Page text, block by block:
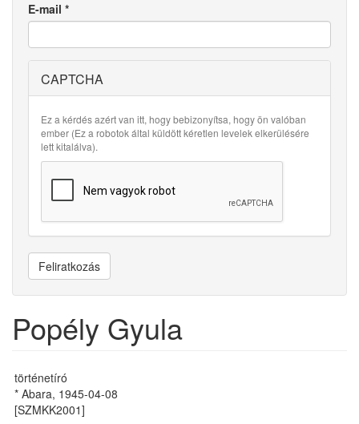
E-mail *
CAPTCHA
Ez a kérdés azért van itt, hogy bebizonyítsa, hogy ön valóban
ember (Ez a robotok által küldött kéretlen levelek elkerülésére
lett kitalálva).
Feliratkozás
Popély Gyula
történetíró
* Abara, 1945-04-08
[SZMKK2001]